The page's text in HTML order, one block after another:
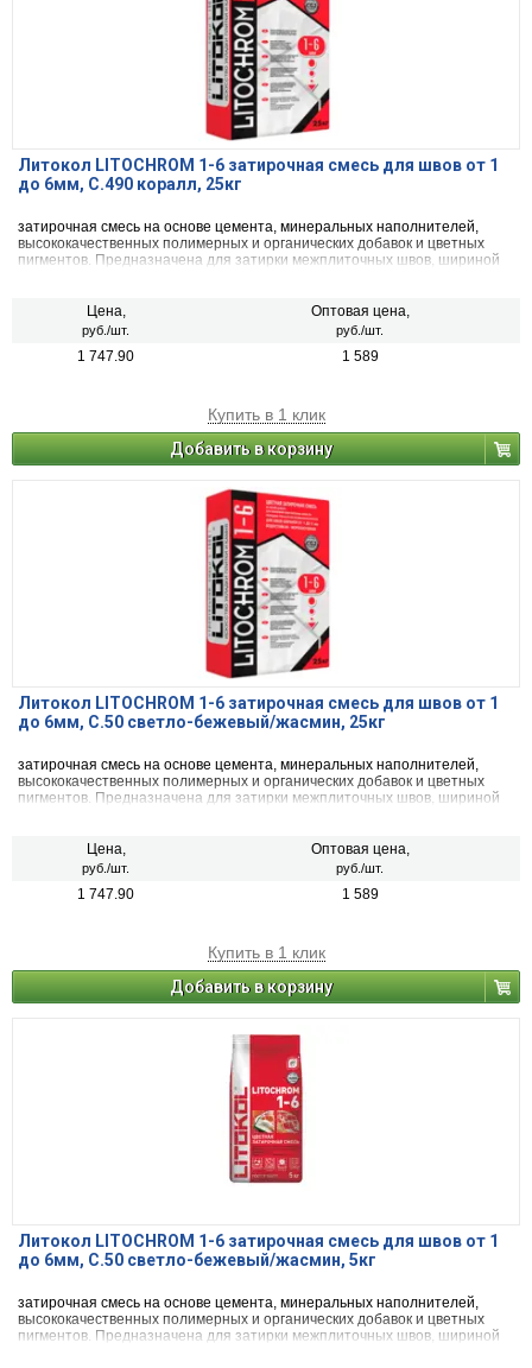
Литокол LITOCHROM 1-6 затирочная смесь для швов от 1
до 6мм, C.490 коралл, 25кг
затирочная смесь на основе цемента, минеральных наполнителей,
высококачественных полимерных и органических добавок и цветных
пигментов. Предназначена для затирки межплиточных швов, шириной
агломератом.
Цена,
руб./шт.
Оптовая цена,
руб./шт.
1 747.90 1 589
Купить в 1 клик
Добавить в корзину
Литокол LITOCHROM 1-6 затирочная смесь для швов от 1
до 6мм, C.50 светло-бежевый/жасмин, 25кг
затирочная смесь на основе цемента, минеральных наполнителей,
высококачественных полимерных и органических добавок и цветных
пигментов. Предназначена для затирки межплиточных швов, шириной
агломератом.
Цена,
руб./шт.
Оптовая цена,
руб./шт.
1 747.90 1 589
Купить в 1 клик
Добавить в корзину
Литокол LITOCHROM 1-6 затирочная смесь для швов от 1
до 6мм, C.50 светло-бежевый/жасмин, 5кг
затирочная смесь на основе цемента, минеральных наполнителей,
высококачественных полимерных и органических добавок и цветных
пигментов. Предназначена для затирки межплиточных швов, шириной